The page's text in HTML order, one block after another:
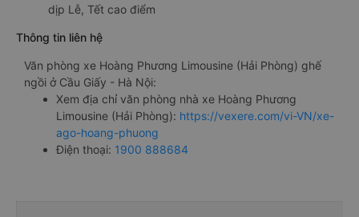
dịp Lễ, Tết cao điểm
Thông tin liên hệ
Văn phòng xe Hoàng Phương Limousine (Hải Phòng) ghế
ngồi ở Cầu Giấy - Hà Nội:
Xem địa chỉ văn phòng nhà xe Hoàng Phương
Limousine (Hải Phòng): https://vexere.com/vi-VN/xe-
ago-hoang-phuong
Điện thoại: 1900 888684